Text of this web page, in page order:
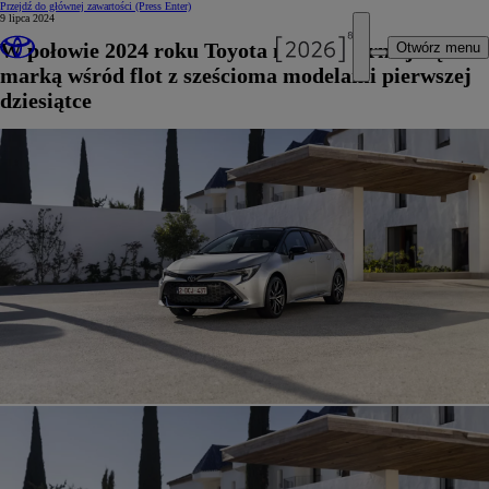
Przejdź do głównej zawartości (Press Enter)
Otwórz menu
9 lipca 2024
W połowie 2024 roku Toyota najpopularniejszą
marką wśród flot z sześcioma modelami pierwszej
dziesiątce